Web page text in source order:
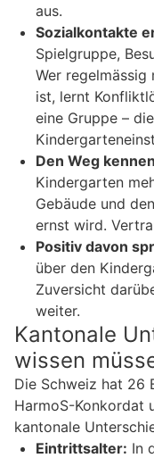
aus.
Sozialkontakte
Spielgruppe,
Wer regelmässig
ist, lernt
eine Gruppe –
Den Weg
Kindergarten
Gebäude und
ernst wird.
Positiv davon
über den
Zuversicht
weiter.
Kantonale
wissen
Die Schweiz hat 26
HarmoS-Konkordat
kantonale
Eintrittsalter: In